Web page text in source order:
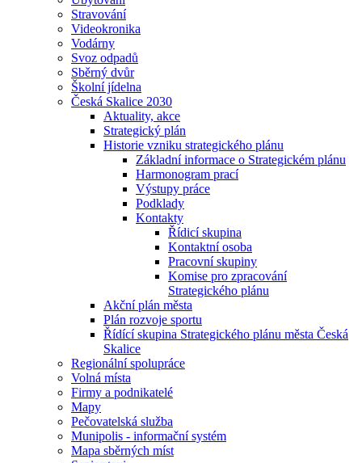
Stravování
Videokronika
Vodárny
Svoz odpadů
Sběrný dvůr
Školní jídelna
Česká Skalice 2030
Aktuality, akce
Strategický plán
Historie vzniku strategického plánu
Základní informace o Strategickém plánu
Harmonogram prací
Výstupy práce
Podklady
Kontakty
Řídicí skupina
Kontaktní osoba
Pracovní skupiny
Komise pro zpracování
Strategického plánu
Akční plán města
Plán rozvoje sportu
Řídící skupina Strategického plánu města Česká
Skalice
Regionální spolupráce
Volná místa
Firmy a podnikatelé
Mapy
Pečovatelská služba
Munipolis - informační systém
Mapa sběrných míst